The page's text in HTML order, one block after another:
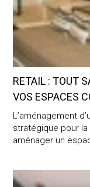
SERVICES
À PROPOS
CONTACT
RETAIL : TOUT
VOS ESPACES
L’aménagement
stratégique pour
aménager un
Hôtel : tout savoir